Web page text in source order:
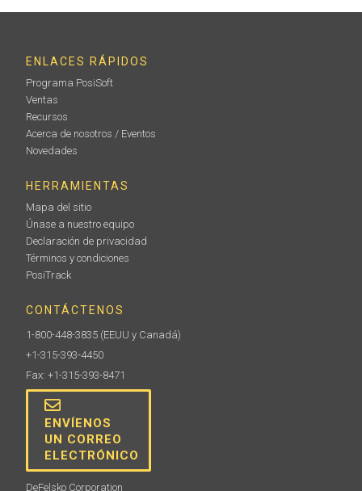
ENLACES RÁPIDOS
Programa PosiSoft
Ventas
Recursos
Acerca de nosotros / Eventos
Novedades
HERRAMIENTAS
Mapa del sitio
Únase a nuestro equipo
Declaración de privacidad
Términos y condiciones
PosiTrack
CONTÁCTENOS
1-800-448-3835 (EEUU y Canadá)
+1-315-393-4450
Fax: +1-315-393-8471
ENVÍENOS
UN CORREO
ELECTRÓNICO
DeFelsko Corporation